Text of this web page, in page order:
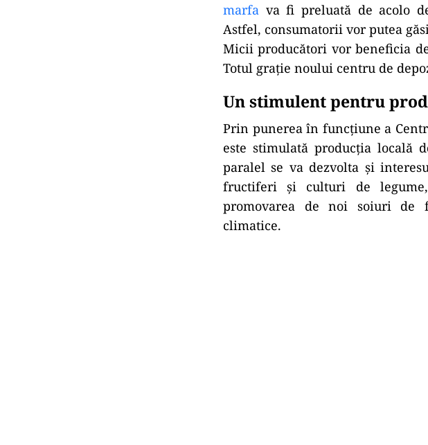
marfa va fi preluată de acolo
Astfel, consumatorii vor putea
Micii producători vor beneficia
Totul grație noului centru de
Un stimulent pentru
Prin punerea în funcțiune a
este stimulată producţia locală
paralel se va dezvolta și
fructiferi şi culturi de
promovarea de noi soiuri de
climatice.